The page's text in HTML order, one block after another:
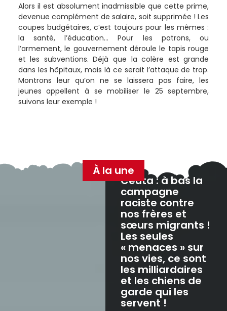
Alors il est absolument inadmissible que cette prime,
devenue complément de salaire, soit supprimée ! Les
coupes budgétaires, c’est toujours pour les mêmes :
la santé, l’éducation… Pour les patrons, ou
l’armement, le gouvernement déroule le tapis rouge
et les subventions. Déjà que la colère est grande
dans les hôpitaux, mais là ce serait l’attaque de trop.
Montrons leur qu’on ne se laissera pas faire, les
jeunes appellent à se mobiliser le 25 septembre,
suivons leur exemple !
À la une
Ceuta : à bas la
campagne
raciste contre
nos frères et
sœurs migrants !
Les seules
« menaces » sur
nos vies, ce sont
les milliardaires
et les chiens de
garde qui les
servent !